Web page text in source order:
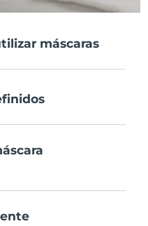
máscaras